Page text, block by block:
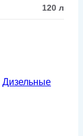
120 л
Дизельные